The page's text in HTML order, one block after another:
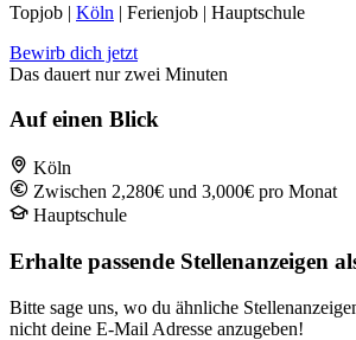
Topjob | Köln | Ferienjob | Hauptschule
Bewirb dich jetzt
Das dauert nur zwei Minuten
Auf einen Blick
Köln
Zwischen 2,280€ und 3,000€ pro Monat
Hauptschule
Erhalte passende Stellenanzeigen
Bitte sage uns, wo du ähnliche
nicht deine E-Mail Adresse anzugeben!